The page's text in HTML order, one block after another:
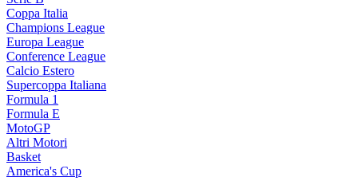
Coppa Italia
Champions League
Europa League
Conference League
Calcio Estero
Supercoppa Italiana
Formula 1
Formula E
MotoGP
Altri Motori
Basket
America's Cup